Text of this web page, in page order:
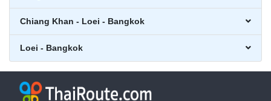
Chiang Khan - Loei - Bangkok
Loei - Bangkok